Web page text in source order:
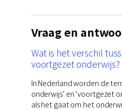
Vraag en
Wat is het verschil
voortgezet onderwijs?
In Nederland worden de
onderwijs’ en ‘voortgezet
als het gaat om het